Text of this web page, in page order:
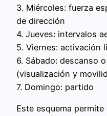
3. Miércoles: fuerza
de dirección
4. Jueves: intervalos
5. Viernes: activación
6. Sábado: descanso
(visualización y
7. Domingo: partido
Este esquema